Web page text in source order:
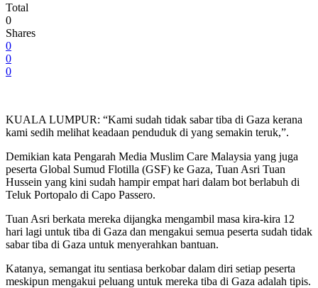
Total
0
Shares
0
0
0
KUALA LUMPUR: “Kami sudah tidak sabar tiba di Gaza kerana
kami sedih melihat keadaan penduduk di yang semakin teruk,”.
Demikian kata Pengarah Media Muslim Care Malaysia yang juga
peserta Global Sumud Flotilla (GSF) ke Gaza, Tuan Asri Tuan
Hussein yang kini sudah hampir empat hari dalam bot berlabuh di
Teluk Portopalo di Capo Passero.
Tuan Asri berkata mereka dijangka mengambil masa kira-kira 12
hari lagi untuk tiba di Gaza dan mengakui semua peserta sudah tidak
sabar tiba di Gaza untuk menyerahkan bantuan.
Katanya, semangat itu sentiasa berkobar dalam diri setiap peserta
meskipun mengakui peluang untuk mereka tiba di Gaza adalah tipis.